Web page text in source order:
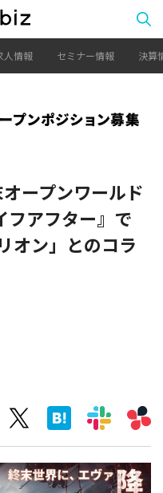
人情報 セミナー情報 決算
ープンワールド
フアフター』で
オン」とのコラ